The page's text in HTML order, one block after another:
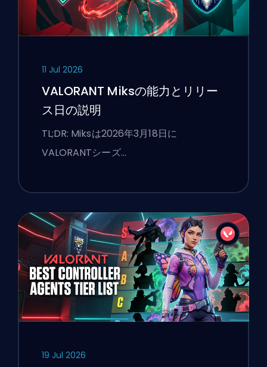
11 Jul 2026
VALORANT Miksの能力とリリー
ス日の説明
TL;DR: Miksは2026年3月18日に
VALORANTシーズ…
19 Jul 2026